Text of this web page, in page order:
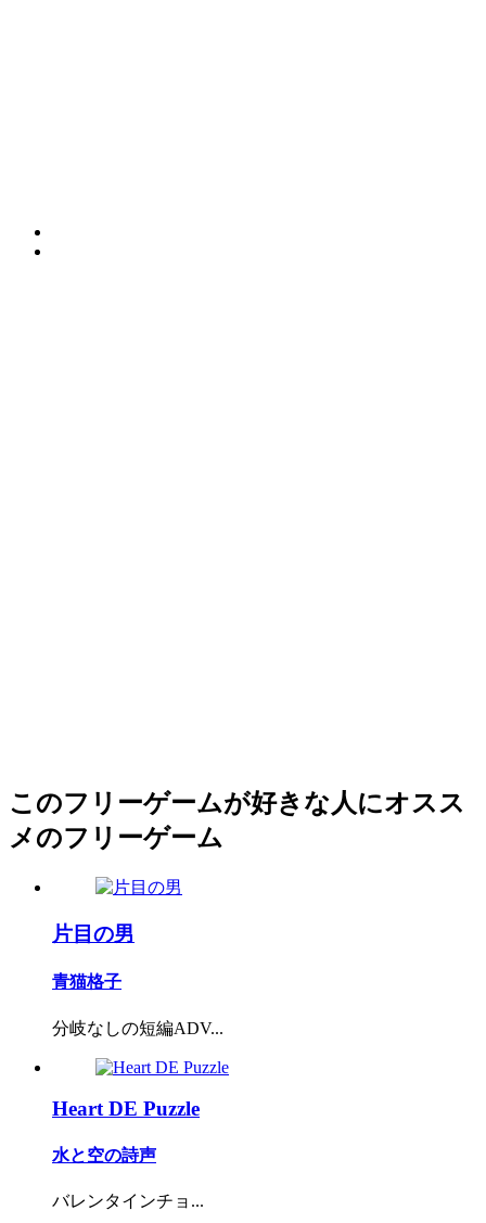
このフリーゲームが好きな人にオスス
メのフリーゲーム
片目の男
青猫格子
分岐なしの短編ADV...
Heart DE Puzzle
水と空の詩声
バレンタインチョ...